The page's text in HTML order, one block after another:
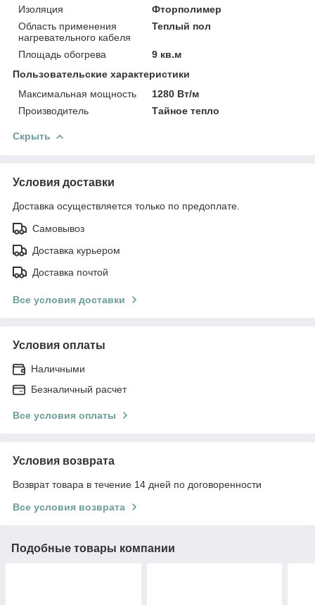
Изоляция
Фторполимер
Область применения
нагревательного кабеля
Теплый пол
Площадь обогрева
9 кв.м
Пользовательские характеристики
Максимальная мощность
1280 Вт/м
Производитель
Тайное тепло
Скрыть
Условия доставки
Доставка осуществляется только по предоплате.
Самовывоз
Доставка курьером
Доставка почтой
Все условия доставки
Условия оплаты
Наличными
Безналичный расчет
Все условия оплаты
Условия возврата
Возврат товара в течение 14 дней по договоренности
Все условия возврата
Подобные товары компании